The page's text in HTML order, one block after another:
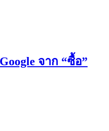
จาก “ซื้อ”